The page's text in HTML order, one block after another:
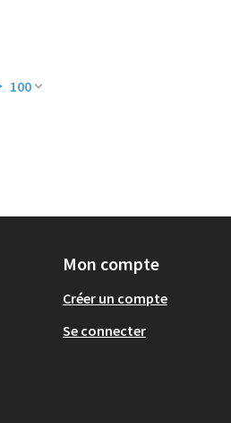
100
Mon compte
Créer un compte
Se connecter